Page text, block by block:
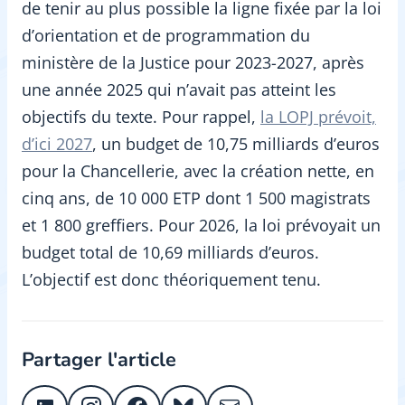
de tenir au plus possible la ligne fixée par la loi
d’orientation et de programmation du
ministère de la Justice pour 2023-2027, après
une année 2025 qui n’avait pas atteint les
objectifs du texte. Pour rappel, la LOPJ prévoit,
d’ici 2027, un budget de 10,75 milliards d’euros
pour la Chancellerie, avec la création nette, en
cinq ans, de 10 000 ETP dont 1 500 magistrats
et 1 800 greffiers. Pour 2026, la loi prévoyait un
budget total de 10,69 milliards d’euros.
L’objectif est donc théoriquement tenu.
Partager l'article